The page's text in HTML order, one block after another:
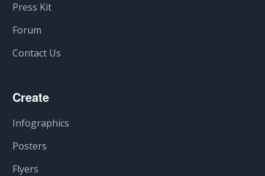
Press Kit
Forum
Contact Us
Create
Infographics
Posters
Flyers